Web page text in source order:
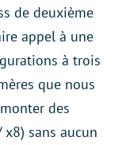
de deuxième
appel à une
à trois
que nous
des
sans aucun